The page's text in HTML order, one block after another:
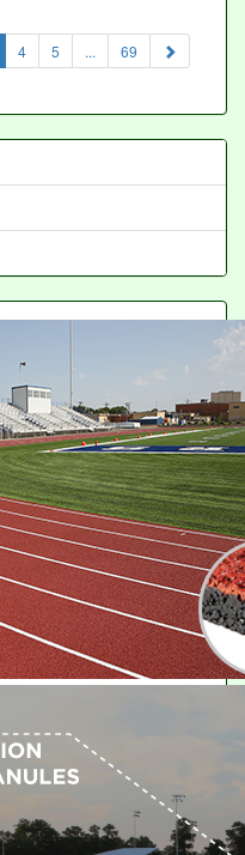
(current)
4 5 ... 69